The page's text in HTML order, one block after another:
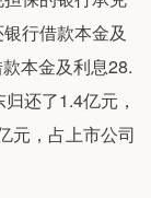
行借款本金及
本金及利息28.
还了1.4亿元，
元，占上市公司